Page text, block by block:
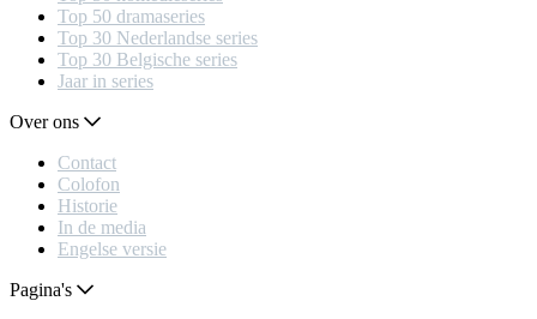
Top 50 dramaseries
Top 30 Nederlandse series
Top 30 Belgische series
Jaar in series
Over ons
Contact
Colofon
Historie
In de media
Engelse versie
Pagina's